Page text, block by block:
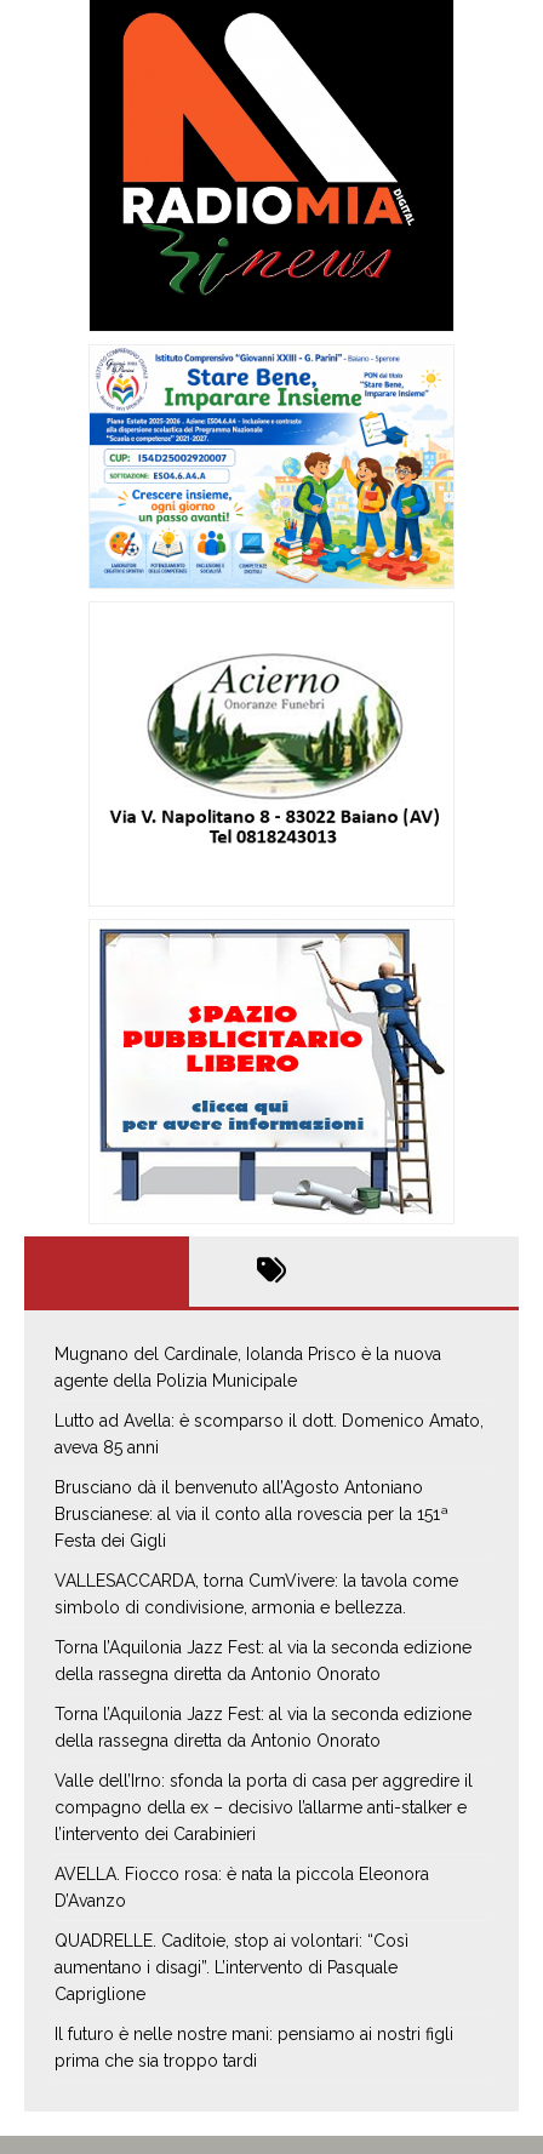
Mugnano del Cardinale, Iolanda Prisco è la nuova
agente della Polizia Municipale
Lutto ad Avella: è scomparso il dott. Domenico Amato,
aveva 85 anni
Brusciano dà il benvenuto all’Agosto Antoniano
Bruscianese: al via il conto alla rovescia per la 151ª
Festa dei Gigli
VALLESACCARDA, torna CumVivere: la tavola come
simbolo di condivisione, armonia e bellezza.
Torna l’Aquilonia Jazz Fest: al via la seconda edizione
della rassegna diretta da Antonio Onorato
Torna l’Aquilonia Jazz Fest: al via la seconda edizione
della rassegna diretta da Antonio Onorato
Valle dell’Irno: sfonda la porta di casa per aggredire il
compagno della ex – decisivo l’allarme anti-stalker e
l’intervento dei Carabinieri
AVELLA. Fiocco rosa: è nata la piccola Eleonora
D’Avanzo
QUADRELLE. Caditoie, stop ai volontari: “Così
aumentano i disagi”. L’intervento di Pasquale
Capriglione
Il futuro è nelle nostre mani: pensiamo ai nostri figli
prima che sia troppo tardi